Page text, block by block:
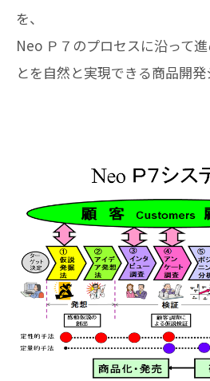
を、
Neo Ｐ７のプロセスに沿って
とを自然と実現できる商品開発